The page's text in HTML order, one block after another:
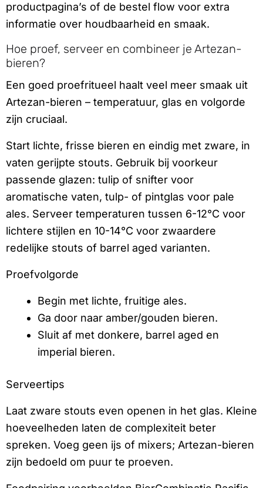
productpagina’s of de bestel flow voor extra
informatie over houdbaarheid en smaak.
Hoe proef, serveer en combineer je Artezan-
bieren?
Een goed proefritueel haalt veel meer smaak uit
Artezan-bieren – temperatuur, glas en volgorde
zijn cruciaal.
Start lichte, frisse bieren en eindig met zware, in
vaten gerijpte stouts. Gebruik bij voorkeur
passende glazen: tulip of snifter voor
aromatische vaten, tulp- of pintglas voor pale
ales. Serveer temperaturen tussen 6-12°C voor
lichtere stijlen en 10-14°C voor zwaardere
redelijke stouts of barrel aged varianten.
Proefvolgorde
Begin met lichte, fruitige ales.
Ga door naar amber/gouden bieren.
Sluit af met donkere, barrel aged en
imperial bieren.
Serveertips
Laat zware stouts even openen in het glas. Kleine
hoeveelheden laten de complexiteit beter
spreken. Voeg geen ijs of mixers; Artezan-bieren
zijn bedoeld om puur te proeven.